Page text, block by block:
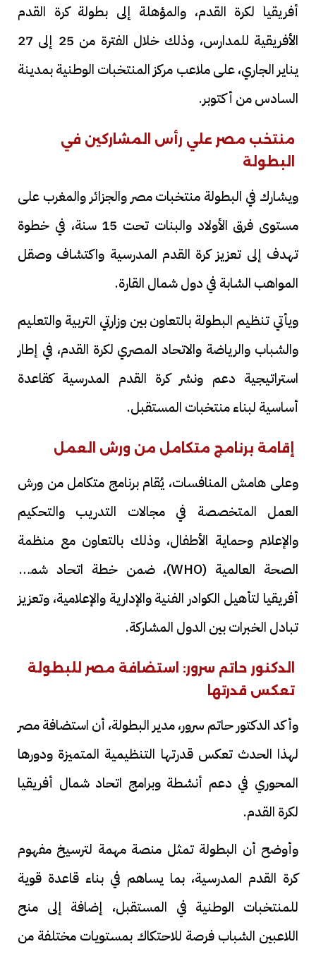
أفريقيا لكرة القدم، والمؤهلة إلى بطولة كرة القدم
الأفريقية للمدارس، وذلك خلال الفترة من 25 إلى 27
يناير الجاري، على ملاعب مركز المنتخبات الوطنية بمدينة
السادس من أكتوبر.
منتخب مصر علي رأس المشاركين في
البطولة
ويشارك في البطولة منتخبات مصر والجزائر والمغرب على
مستوى فرق الأولاد والبنات تحت 15 سنة، في خطوة
تهدف إلى تعزيز كرة القدم المدرسية واكتشاف وصقل
المواهب الشابة في دول شمال القارة.
ويأتي تنظيم البطولة بالتعاون بين وزارتي التربية والتعليم
والشباب والرياضة والاتحاد المصري لكرة القدم، في إطار
استراتيجية دعم ونشر كرة القدم المدرسية كقاعدة
أساسية لبناء منتخبات المستقبل.
إقامة برنامج متكامل من ورش العمل
وعلى هامش المنافسات، يُقام برنامج متكامل من ورش
العمل المتخصصة في مجالات التدريب والتحكيم
والإعلام وحماية الأطفال، وذلك بالتعاون مع منظمة
الصحة العالمية (WHO)، ضمن خطة اتحاد شمال
أفريقيا لتأهيل الكوادر الفنية والإدارية والإعلامية، وتعزيز
تبادل الخبرات بين الدول المشاركة.
الدكنور حاتم سرور: استضافة مصر للبطولة
تعكس قدرتها
وأكد الدكتور حاتم سرور، مدير البطولة، أن استضافة مصر
لهذا الحدث تعكس قدرتها التنظيمية المتميزة ودورها
المحوري في دعم أنشطة وبرامج اتحاد شمال أفريقيا
لكرة القدم.
وأوضح أن البطولة تمثل منصة مهمة لترسيخ مفهوم
كرة القدم المدرسية، بما يساهم في بناء قاعدة قوية
للمنتخبات الوطنية في المستقبل، إضافة إلى منح
اللاعبين الشباب فرصة للاحتكاك بمستويات مختلفة من